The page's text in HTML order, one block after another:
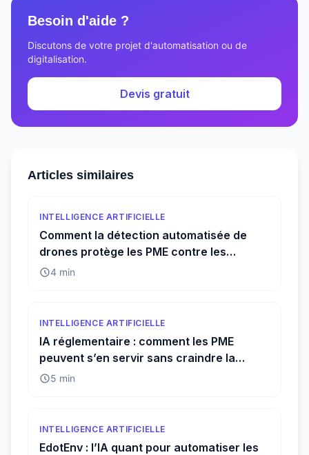
Besoin d'aide ?
Discutons de votre projet d'automatisation ou de
digitalisation.
Devis gratuit
Articles similaires
INTELLIGENCE ARTIFICIELLE
Comment la détection automatisée de
drones protège les PME contre les
menaces invisibles
4 min
INTELLIGENCE ARTIFICIELLE
IA réglementaire : comment les PME
peuvent s’en servir sans craindre la
conformité
5 min
INTELLIGENCE ARTIFICIELLE
EdotEnv : l’IA quant pour automatiser les